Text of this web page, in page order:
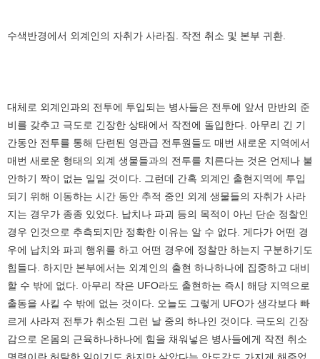
수색반경에서 외계인의 자취가 사라짐. 작전 취소 및 본부 귀환.
대체로 외계인과의 전투에 투입되는 병사들은 전투에 앞서 만반의 준
비를 갖추고 극도로 긴장한 상태에서 작전에 돌입한다. 아무리 긴 기
간동안 전투를 통해 단련된 영관급 전투원들도 매번 새로운 지역에서
매번 새로운 형태의 외계 생물들과의 전투를 치른다는 것은 언제나 불
안하기 짝이 없는 일일 것이다. 그런데 간혹 외계인 출현지역에 투입
되기 위해 이동하는 시간 동안 추적 중인 외계 생물들의 자취가 사라
지는 경우가 종종 있었다. 납치나 파괴 등의 목적이 아닌 단순 정찰인
경우 인것으로 추측되지만 정확한 이유는 알 수 없다. 게다가 어떤 경
우에 납치와 파괴 행위를 하고 어떤 경우에 정찰만 하는지 구분하기도
힘들다. 하지만 본부에서는 외계인의 출현 하나하나에 집중하고 대비
할 수 밖에 없다. 아무리 작은 UFO라도 출현하는 즉시 해당 지역으로
출동을 사킬 수 밖에 없는 것이다. 오늘도 그렇게 UFO가 생각보다 빠
르게 사라져 전투가 취소된 그런 날 중의 하나인 것이다. 극도의 긴장
감으로 온몸의 근육하나하나에 힘을 채워넣은 병사들에게 작전 취소